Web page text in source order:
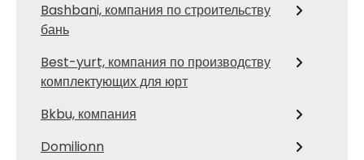
Bashbani, компания по строительству
бань
Best-yurt, компания по производству
комплектующих для юрт
Bkbu, компания
Domilionn